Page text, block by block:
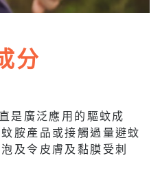
分
是廣泛應用的驅蚊成
胺產品或接觸過量避蚊
及令皮膚及黏膜受刺